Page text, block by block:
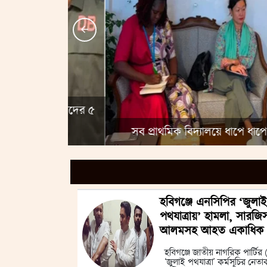
সব প্রাথমিক বিদ্যালয়ে ধাপে ধাপে ‘স্কুল
হবিগঞ্জে এনসিপির ‘জুলাই
পথযাত্রায়’ হামলা,
আলমসহ আহত একাধিক
হবিগঞ্জে জাতীয় নাগরিক
‘জুলাই পথযাত্রা’ কর্মসূচির